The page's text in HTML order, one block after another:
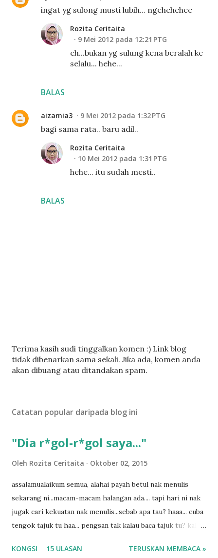
ingat yg sulong musti lubih... ngehehehee
BALAS
Rozita Ceritaita
9 Mei 2012 pada 12:21 PTG
eh...bukan yg sulung kena beralah ke
selalu... hehe...
aizamia3 9 Mei 2012 pada 1:32 PTG
bagi sama rata.. baru adil..
BALAS
Rozita Ceritaita
10 Mei 2012 pada 1:31 PTG
hehe... itu sudah mesti..
C
a
t
l
Terima kasih sudi tinggalkan komen :) Link blog
tidak dibenarkan sama sekali. Jika ada, komen anda
akan dibuang atau ditandakan spam.
Catatan popular daripada blog ini
"Dia r*gol-r*gol saya..."
Oleh Rozita Ceritaita Oktober 02, 2015
assalamualaikum semua, alahai payah betul nak menulis
sekarang ni...macam-macam halangan ada.... tapi hari ni nak
jugak cari kekuatan nak menulis...sebab apa tau? haaa... cuba
tengok tajuk tu haa... pengsan tak kalau baca tajuk tu? kalau
tau? yang sebut tu anak aku....diulangi ANAK AKU ....adoiiii
KONGSI 15 ULASAN TERUSKAN MEMBACA »